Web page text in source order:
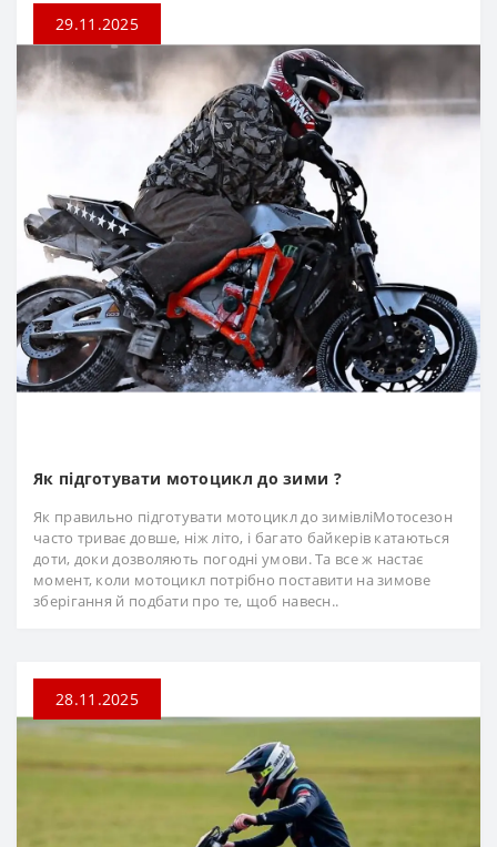
29.11.2025
Як підготувати мотоцикл до зими ?
Як правильно підготувати мотоцикл до зимівліМотосезон
часто триває довше, ніж літо, і багато байкерів катаються
доти, доки дозволяють погодні умови. Та все ж настає
момент, коли мотоцикл потрібно поставити на зимове
зберігання й подбати про те, щоб навесн..
28.11.2025